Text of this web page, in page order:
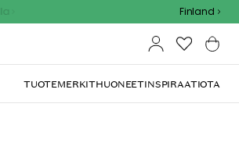
Finland
TUOTEMERKITHUONEETINSPIRAATIOTA